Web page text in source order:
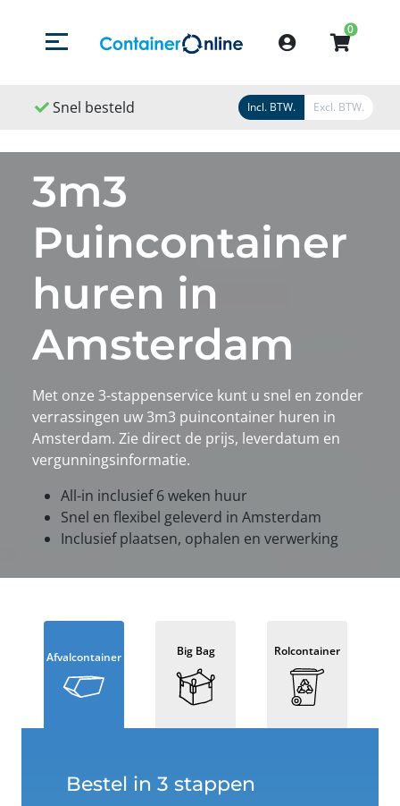
Menu openen/sluiten
Account
0
Snel besteld Snel geleverd Snel
Incl. BTW. Excl. BTW.
3m3
Puincontainer
huren in
Amsterdam
Met onze 3-stappenservice kunt u snel en zonder
verrassingen uw 3m3 puincontainer huren in
Amsterdam. Zie direct de prijs, leverdatum en
vergunningsinformatie.
All-in inclusief 6 weken huur
Snel en flexibel geleverd in Amsterdam
Inclusief plaatsen, ophalen en verwerking
Afvalcontainer Big Bag Rolcontainer
Bestel in 3 stappen